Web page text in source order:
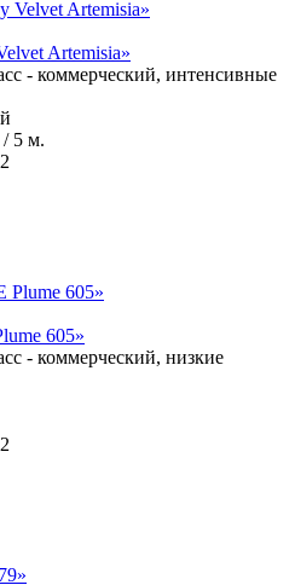
Artemisia»
- коммерческий, интенсивные
5 м.
605»
- коммерческий, низкие